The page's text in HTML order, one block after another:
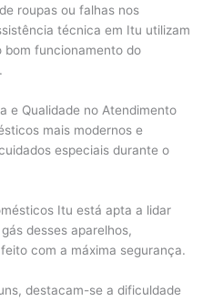
roupas ou falhas nos
técnica em Itu utilizam
bom funcionamento do
e Qualidade no Atendimento
mais modernos e
especiais durante o
Itu está apta a lidar
desses aparelhos,
com a máxima segurança.
destacam-se a dificuldade